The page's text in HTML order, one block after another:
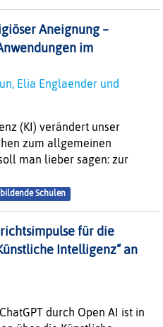
Aneignung –
im
Elia Englaender und
(KI) verändert unser
zum allgemeinen
man lieber sagen: zur
Schulen
für die
Intelligenz“ an
durch Open AI ist in